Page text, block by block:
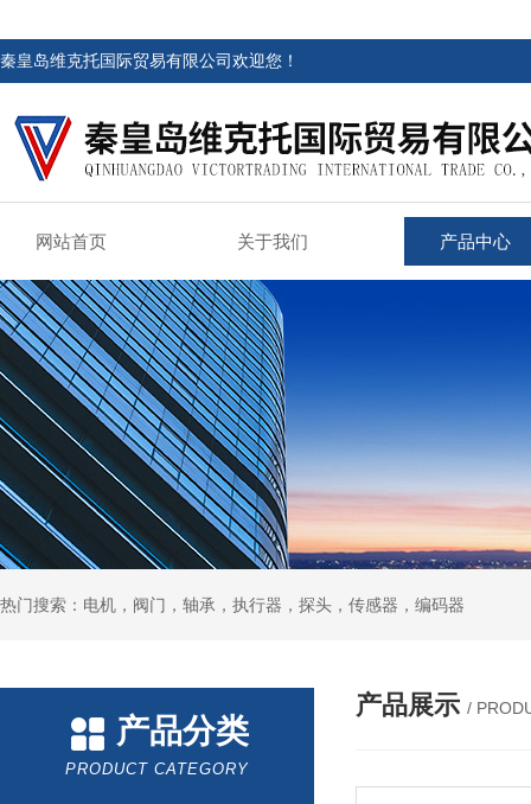
秦皇岛维克托国际贸易有限公司欢迎您！
网站首页 关于我们 产品中心
热门搜索：电机，阀门，轴承，执行器，探头，传感器，编码器
产品分类
PRODUCT CATEGORY
产品展示 /